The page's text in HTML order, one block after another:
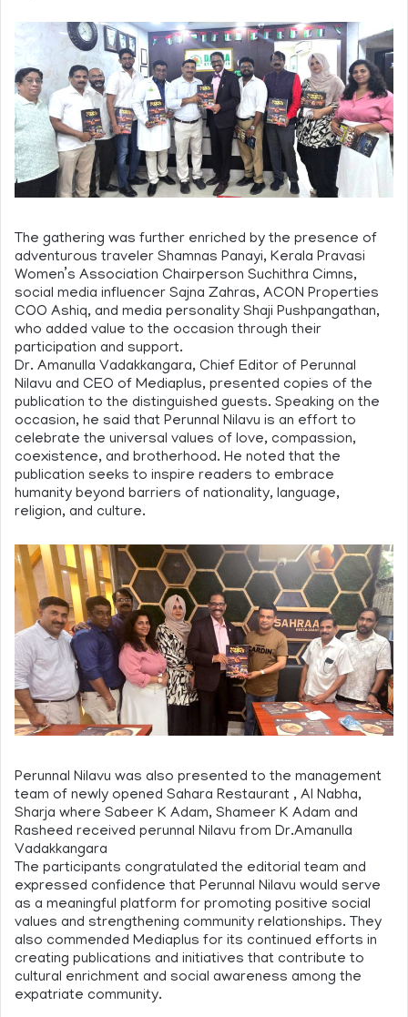
The gathering was further enriched by the presence of
adventurous traveler Shamnas Panayi, Kerala Pravasi
Women’s Association Chairperson Suchithra Cimns,
social media influencer Sajna Zahras, ACON Properties
COO Ashiq, and media personality Shaji Pushpangathan,
who added value to the occasion through their
participation and support.
Dr. Amanulla Vadakkangara, Chief Editor of Perunnal
Nilavu and CEO of Mediaplus, presented copies of the
publication to the distinguished guests. Speaking on the
occasion, he said that Perunnal Nilavu is an effort to
celebrate the universal values of love, compassion,
coexistence, and brotherhood. He noted that the
publication seeks to inspire readers to embrace
humanity beyond barriers of nationality, language,
religion, and culture.
Perunnal Nilavu was also presented to the management
team of newly opened Sahara Restaurant , Al Nabha,
Sharja where Sabeer K Adam, Shameer K Adam and
Rasheed received perunnal Nilavu from Dr.Amanulla
Vadakkangara
The participants congratulated the editorial team and
expressed confidence that Perunnal Nilavu would serve
as a meaningful platform for promoting positive social
values and strengthening community relationships. They
also commended Mediaplus for its continued efforts in
creating publications and initiatives that contribute to
cultural enrichment and social awareness among the
expatriate community.